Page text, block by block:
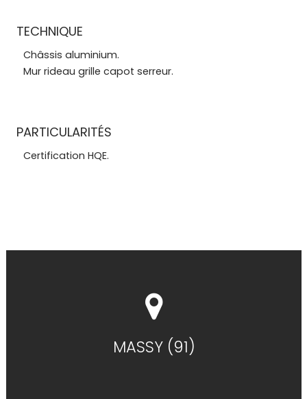
TECHNIQUE
Châssis aluminium.
Mur rideau grille capot serreur.
PARTICULARITÉS
Certification HQE.
MASSY (91)